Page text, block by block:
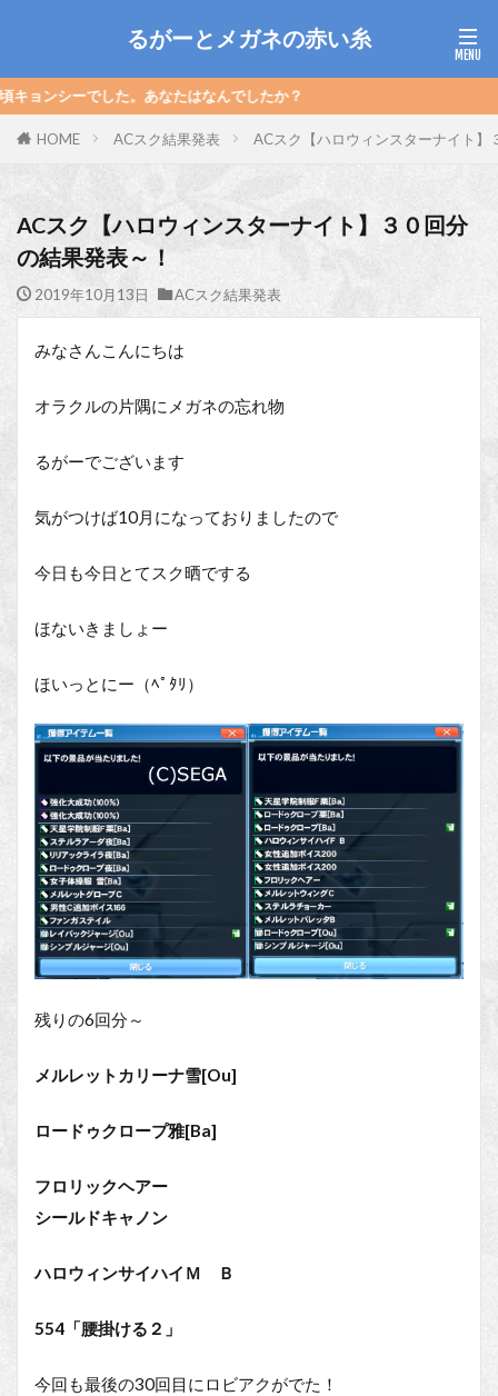
るがーとメガネの赤い糸
でした。あなたはなんでしたか？
HOME ACスク結果発表 ACスク【ハロウィンスターナイト】
ACスク【ハロウィンスターナイト】３０回分
の結果発表～！
2019年10月13日 ACスク結果発表
みなさんこんにちは
オラクルの片隅にメガネの忘れ物
るがーでございます
気がつけば10月になっておりましたので
今日も今日とてスク晒でする
ほないきましょー
ほいっとにー（ﾍﾟﾀﾘ）
残りの6回分～
メルレットカリーナ雪[Ou]
ロードゥクロープ雅[Ba]
フロリックヘアー
シールドキャノン
ハロウィンサイハイＭ Ｂ
554「腰掛ける２」
今回も最後の30回目にロビアクがでた！